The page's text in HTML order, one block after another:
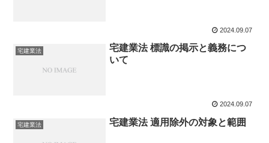
2024.09.07
宅建業法
宅建業法 標識の掲示と義務につ
いて
2024.09.07
宅建業法 宅建業法 適用除外の対象と範囲